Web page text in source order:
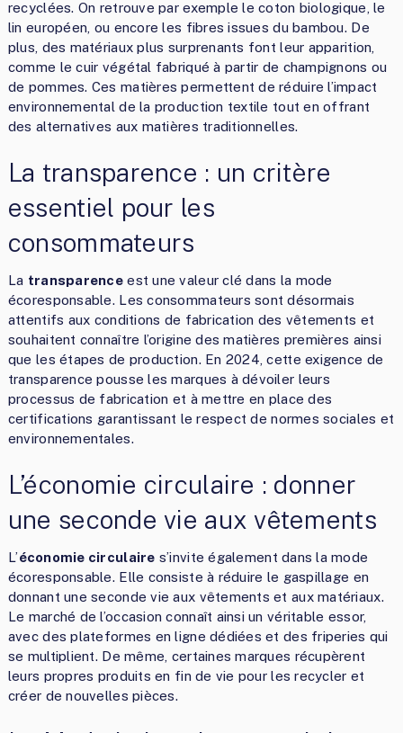
recyclées. On retrouve par exemple le coton biologique, le
lin européen, ou encore les fibres issues du bambou. De
plus, des matériaux plus surprenants font leur apparition,
comme le cuir végétal fabriqué à partir de champignons ou
de pommes. Ces matières permettent de réduire l’impact
environnemental de la production textile tout en offrant
des alternatives aux matières traditionnelles.
La transparence : un critère
essentiel pour les
consommateurs
La transparence est une valeur clé dans la mode
écoresponsable. Les consommateurs sont désormais
attentifs aux conditions de fabrication des vêtements et
souhaitent connaître l’origine des matières premières ainsi
que les étapes de production. En 2024, cette exigence de
transparence pousse les marques à dévoiler leurs
processus de fabrication et à mettre en place des
certifications garantissant le respect de normes sociales et
environnementales.
L’économie circulaire : donner
une seconde vie aux vêtements
L’économie circulaire s’invite également dans la mode
écoresponsable. Elle consiste à réduire le gaspillage en
donnant une seconde vie aux vêtements et aux matériaux.
Le marché de l’occasion connaît ainsi un véritable essor,
avec des plateformes en ligne dédiées et des friperies qui
se multiplient. De même, certaines marques récupèrent
leurs propres produits en fin de vie pour les recycler et
créer de nouvelles pièces.